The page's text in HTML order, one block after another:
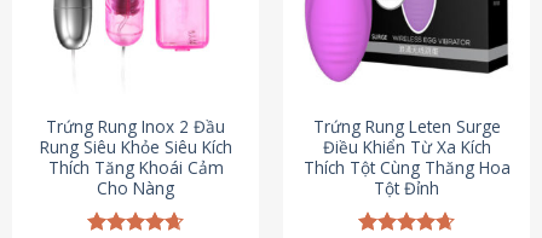
Trứng Rung Inox 2 Đầu
Rung Siêu Khỏe Siêu Kích
Thích Tăng Khoái Cảm
Cho Nàng
Trứng Rung Leten Surge
Điều Khiển Từ Xa Kích
Thích Tột Cùng Thăng Hoa
Tột Đỉnh